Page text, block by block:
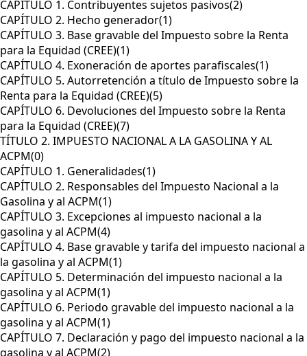
CAPÍTULO 1. Contribuyentes sujetos pasivos(2)
CAPÍTULO 2. Hecho generador(1)
CAPÍTULO 3. Base gravable del Impuesto sobre la Renta
para la Equidad (CREE)(1)
CAPÍTULO 4. Exoneración de aportes parafiscales(1)
CAPÍTULO 5. Autorretención a título de Impuesto sobre la
Renta para la Equidad (CREE)(5)
CAPÍTULO 6. Devoluciones del Impuesto sobre la Renta
para la Equidad (CREE)(7)
TÍTULO 2. IMPUESTO NACIONAL A LA GASOLINA Y AL
ACPM(0)
CAPÍTULO 1. Generalidades(1)
CAPÍTULO 2. Responsables del Impuesto Nacional a la
Gasolina y al ACPM(1)
CAPÍTULO 3. Excepciones al impuesto nacional a la
gasolina y al ACPM(4)
CAPÍTULO 4. Base gravable y tarifa del impuesto nacional a
la gasolina y al ACPM(1)
CAPÍTULO 5. Determinación del impuesto nacional a la
gasolina y al ACPM(1)
CAPÍTULO 6. Periodo gravable del impuesto nacional a la
gasolina y al ACPM(1)
CAPÍTULO 7. Declaración y pago del impuesto nacional a la
gasolina y al ACPM(2)